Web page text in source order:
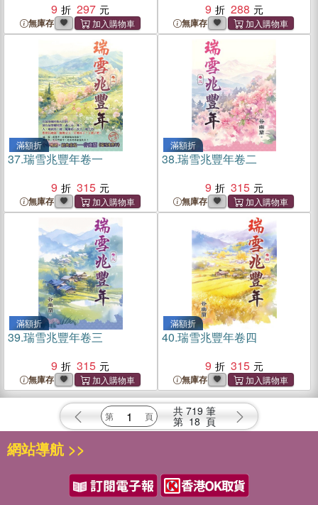
9
297
無庫存
9
288
無庫存
滿額折
37.瑞雪兆豐年卷一
9
315
無庫存
滿額折
38.瑞雪兆豐年卷二
9
315
無庫存
滿額折
39.瑞雪兆豐年卷三
9
315
無庫存
滿額折
40.瑞雪兆豐年卷四
9
315
無庫存
共 719 筆
第 18 頁
網站導航 >>